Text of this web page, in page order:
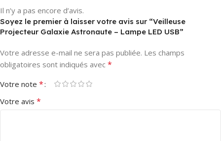
Il n’y a pas encore d’avis.
Soyez le premier à laisser votre avis sur “Veilleuse
Projecteur Galaxie Astronaute – Lampe LED USB”
Votre adresse e-mail ne sera pas publiée. Les champs
obligatoires sont indiqués avec *
Votre note *
Votre avis *